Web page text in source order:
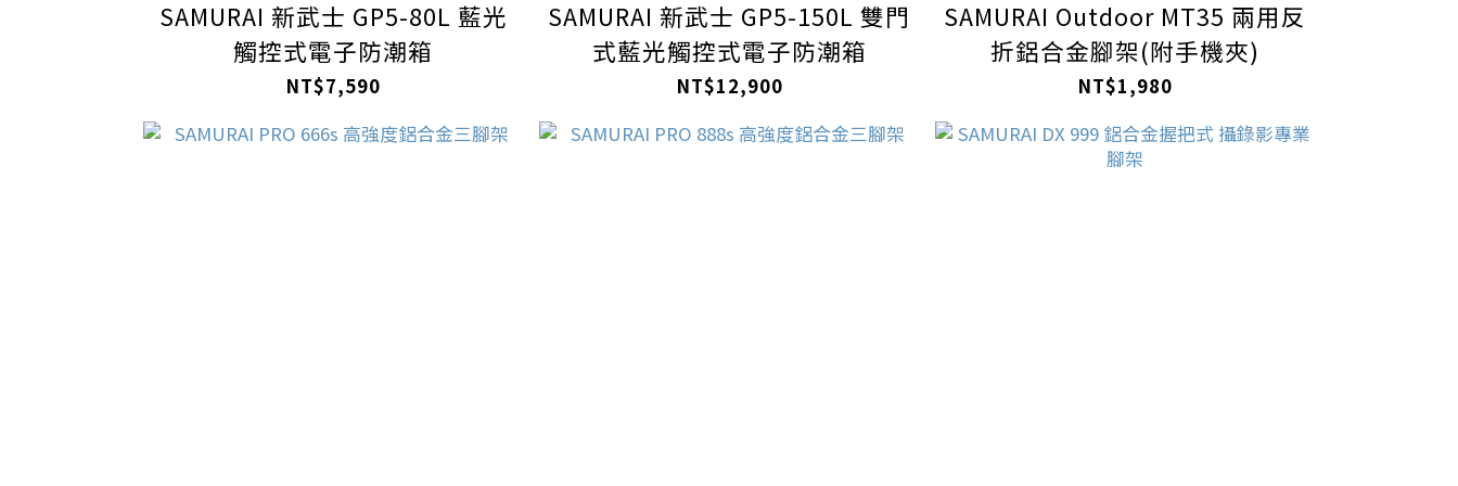
SAMURAI 新武士 GP5-80L 藍光
觸控式電子防潮箱
NT$7,590
SAMURAI 新武士 GP5-150L 雙門
式藍光觸控式電子防潮箱
NT$12,900
SAMURAI Outdoor MT35 兩用反
折鋁合金腳架(附手機夾)
NT$1,980